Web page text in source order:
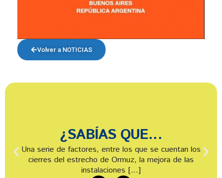
Volver a NOTICIAS
¿SABÍAS QUE...
Una serie de factores, entre los que se cuentan los
cierres del estrecho de Ormuz, la mejora de las
instalaciones […]